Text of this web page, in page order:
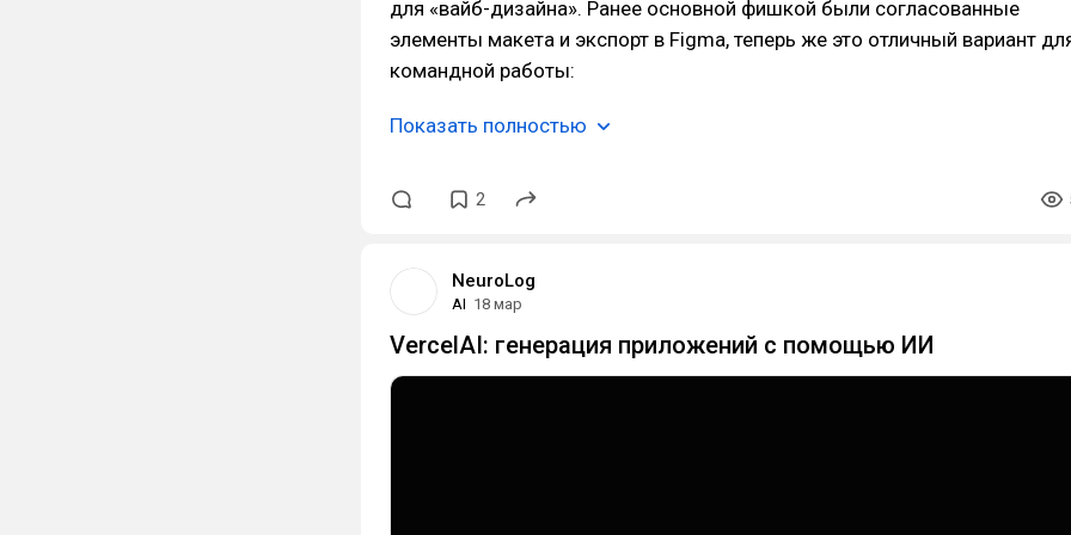
для «вайб-дизайна». Ранее основной фишкой были согласованные
элементы макета и экспорт в Figma, теперь же это отличный вариант
командной работы:
Показать полностью
2
NeuroLog
AI 18 мар
VercelAI: генерация приложений с помощью ИИ